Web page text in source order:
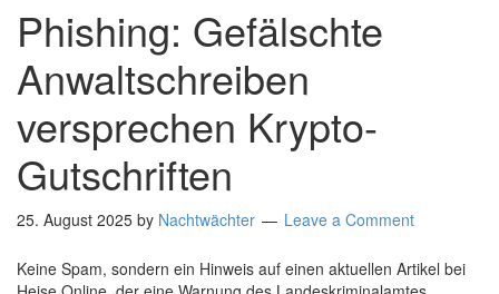
Phishing: Gefälschte
Anwaltschreiben
versprechen Krypto-
Gutschriften
25. August 2025 by Nachtwächter Leave a Comment
Keine Spam, sondern ein Hinweis auf einen aktuellen Artikel bei